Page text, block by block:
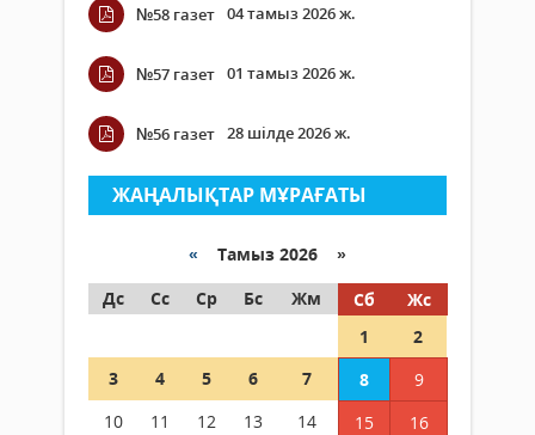
№58 газет 04 тамыз 2026 ж.
№57 газет 01 тамыз 2026 ж.
№56 газет 28 шілде 2026 ж.
ЖАҢАЛЫҚТАР МҰРАҒАТЫ
« Тамыз 2026 »
Дс
Сс Ср Бс Жм Сб
Жс
1
2
3
4 5 6 7 8
9
10
11 12 13 14 15
16